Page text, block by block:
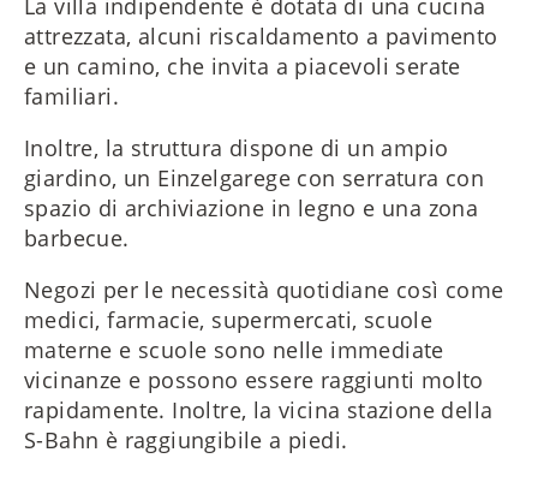
attrezzata, alcuni riscaldamento a pavimento
e un camino, che invita a piacevoli serate
familiari.
Inoltre, la struttura dispone di un ampio
giardino, un Einzelgarege con serratura con
spazio di archiviazione in legno e una zona
barbecue.
Negozi per le necessità quotidiane così come
medici, farmacie, supermercati, scuole
materne e scuole sono nelle immediate
vicinanze e possono essere raggiunti molto
rapidamente. Inoltre, la vicina stazione della
S-Bahn è raggiungibile a piedi.